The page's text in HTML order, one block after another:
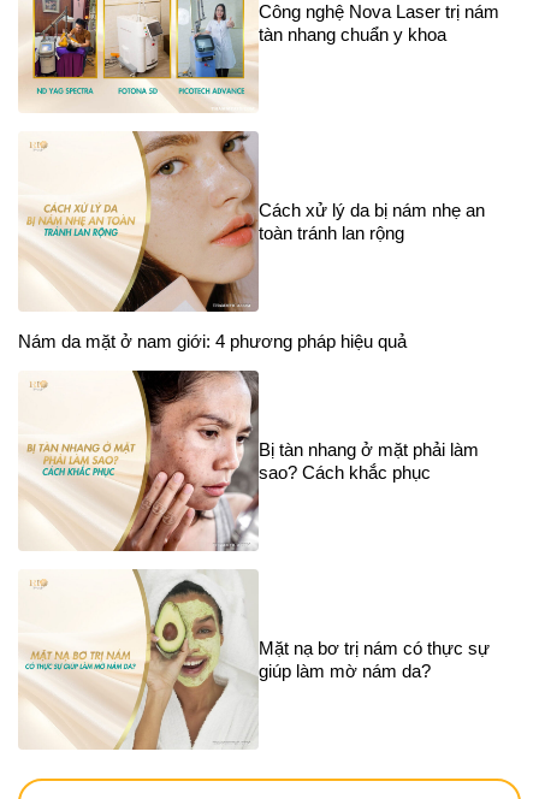
Công nghệ Nova Laser trị nám
tàn nhang chuẩn y khoa
Cách xử lý da bị nám nhẹ an
toàn tránh lan rộng
Nám da mặt ở nam giới: 4 phương pháp hiệu quả
Bị tàn nhang ở mặt phải làm
sao? Cách khắc phục
Mặt nạ bơ trị nám có thực sự
giúp làm mờ nám da?